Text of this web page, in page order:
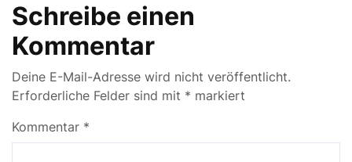
Schreibe einen
Kommentar
Deine E-Mail-Adresse wird nicht veröffentlicht.
Erforderliche Felder sind mit * markiert
Kommentar *